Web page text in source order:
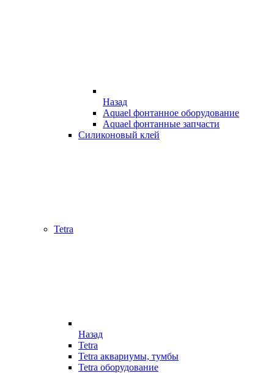
Назад
Aquael фонтанное оборудование
Aquael фонтанные запчасти
Силиконовый клей
Tetra
Назад
Tetra
Tetra аквариумы, тумбы
Tetra оборудование